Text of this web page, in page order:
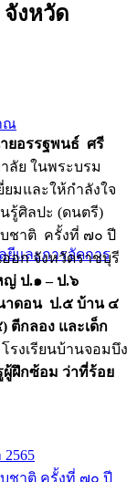
ณ
ยีและการจัดการ
งหวัด
ยอรรฐพนธ์ ศรี
ลัย ในพระบรม
มและให้กำลังใจ
รู้ศิลปะ (ดนตรี)
ชาติ ครั้งที่ ๗๐ ปี
อก จังหวัดราชบุรี
ญ่ ป.๑ – ป.๖
าดอน ป.๕ บ้าน ๔
ตีกลอง และเด็ก
รงเรียนบ้านจอมบึง
ผู้ฝึกซ้อม ว่าที่ร้อย
ชาติ ครั้งที่ ๗๐ ปี